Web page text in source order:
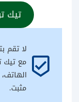
تيك
beenhere
مثبت.